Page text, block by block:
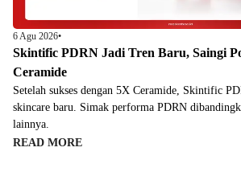
6 Agu 2026•
Skintific PDRN Jadi Tren Baru, Saingi
Ceramide
Setelah sukses dengan 5X Ceramide, Skintific
skincare baru. Simak performa PDRN
lainnya.
READ MORE